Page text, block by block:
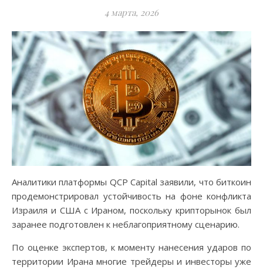
4 марта, 2026
Аналитики платформы QCP Capital заявили, что биткоин
продемонстрировал устойчивость на фоне конфликта
Израиля и США с Ираном, поскольку крипторынок был
заранее подготовлен к неблагоприятному сценарию.
По оценке экспертов, к моменту нанесения ударов по
территории Ирана многие трейдеры и инвесторы уже